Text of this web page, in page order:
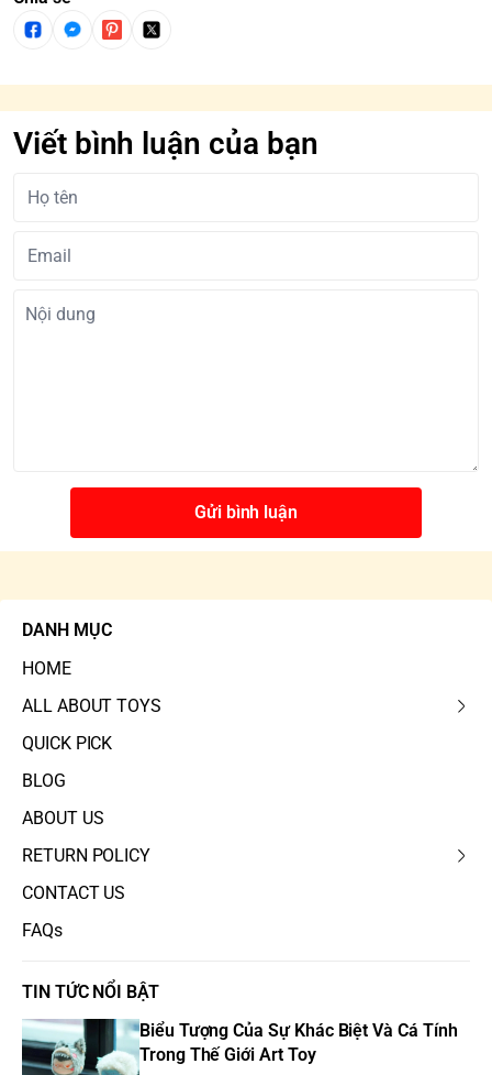
Viết bình luận của bạn
Gửi bình luận
DANH MỤC
HOME
ALL ABOUT TOYS
QUICK PICK
BLOG
ABOUT US
RETURN POLICY
CONTACT US
FAQs
TIN TỨC NỔI BẬT
Biểu Tượng Của Sự Khác Biệt Và Cá Tính
Trong Thế Giới Art Toy